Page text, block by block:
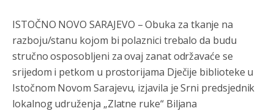
ISTOČNO NOVO SARAJEVO – Obuka za tkanje na
razboju/stanu kojom bi polaznici trebalo da budu
stručno osposobljeni za ovaj zanat održavaće se
srijedom i petkom u prostorijama Dječije biblioteke u
Istočnom Novom Sarajevu, izjavila je Srni predsjednik
lokalnog udruženja „Zlatne ruke“ Biljana
Анонимно2795834
leglo kriminala
Анонимно2793045
6:46
Zašto bolnica na Koševu prima ove slučajeve? Mrski
Teheran spašava živote kriminalaca pored zdravstvene
ustanove Srbija